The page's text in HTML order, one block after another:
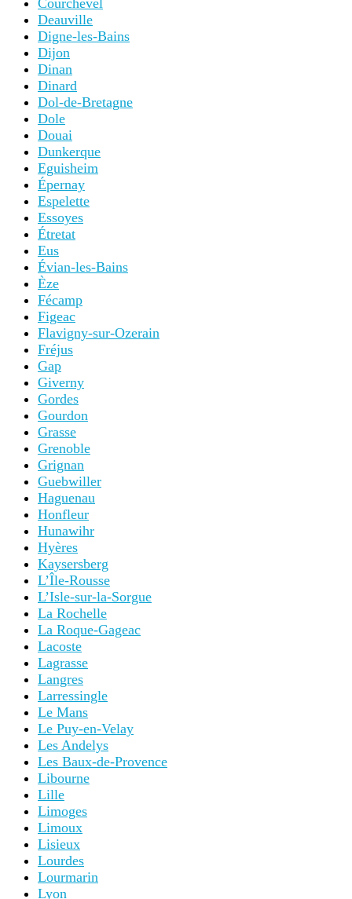
Courchevel
Deauville
Digne-les-Bains
Dijon
Dinan
Dinard
Dol-de-Bretagne
Dole
Douai
Dunkerque
Eguisheim
Épernay
Espelette
Essoyes
Étretat
Eus
Évian-les-Bains
Èze
Fécamp
Figeac
Flavigny-sur-Ozerain
Fréjus
Gap
Giverny
Gordes
Gourdon
Grasse
Grenoble
Grignan
Guebwiller
Haguenau
Honfleur
Hunawihr
Hyères
Kaysersberg
L’Île-Rousse
L’Isle-sur-la-Sorgue
La Rochelle
La Roque-Gageac
Lacoste
Lagrasse
Langres
Larressingle
Le Mans
Le Puy-en-Velay
Les Andelys
Les Baux-de-Provence
Libourne
Lille
Limoges
Limoux
Lisieux
Lourdes
Lourmarin
Lyon